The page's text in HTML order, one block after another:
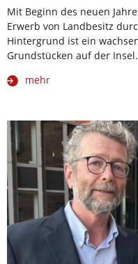
Mit Beginn des neuen
Erwerb von Landbesitz
Hintergrund ist ein
Grundstücken auf der Insel.
mehr